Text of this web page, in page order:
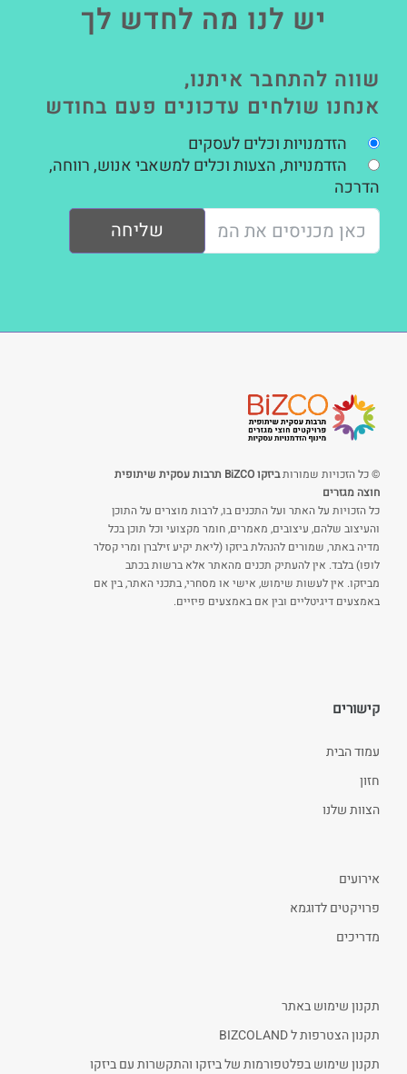
יש לנו מה לחדש לך
שווה להתחבר איתנו,
אנחנו שולחים עדכונים פעם בחודש
הזדמנויות וכלים לעסקים
הזדמנויות, הצעות וכלים למשאבי אנוש, רווחה,
הדרכה
שליחה
© כל הזכויות שמורות
ביזקו BiZCO תרבות עסקית שיתופית
חוצה מגזרים
כל הזכויות על האתר ועל התכנים בו, לרבות מוצרים על התוכן
והעיצוב שלהם, עיצובים, מאמרים, חומר מקצועי וכל תוכן בכל
מדיה באתר, שמורים להנהלת ביזקו (ליאת יקיע זילברן ומרי קסלר
לופו) בלבד. אין להעתיק תכנים מהאתר אלא ברשות בכתב
מביזקו. אין לעשות שימוש, אישי או מסחרי, בתכני האתר, בין אם
באמצעים דיגיטליים ובין אם באמצעים פיזיים.
קישורים
עמוד הבית
חזון
הצוות שלנו
אירועים
פרויקטים לדוגמא
מדריכים
תקנון שימוש באתר
תקנון הצטרפות ל BIZCOLAND
תקנון שימוש בפלטפורמות של ביזקו והתקשרות עם ביזקו